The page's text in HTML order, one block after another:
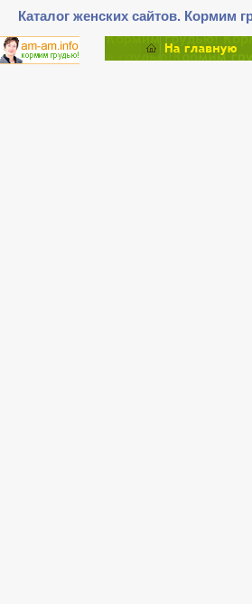
Каталог женских сайтов. Кормим